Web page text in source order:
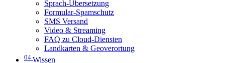
Sprach-Übersetzung
Formular-Spamschutz
SMS Versand
Video & Streaming
FAQ zu Cloud-Diensten
Landkarten & Geoverortung
04 Wissen